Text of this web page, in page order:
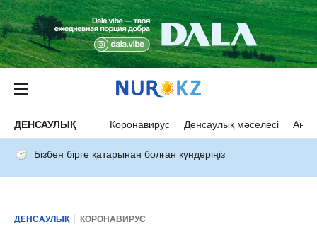
ДЕНСАУЛЫҚ Коронавирус Денсаулық мәселесі Ана
Бізбен бірге қатарынан болған күндеріңіз
ДЕНСАУЛЫҚ КОРОНАВИРУС